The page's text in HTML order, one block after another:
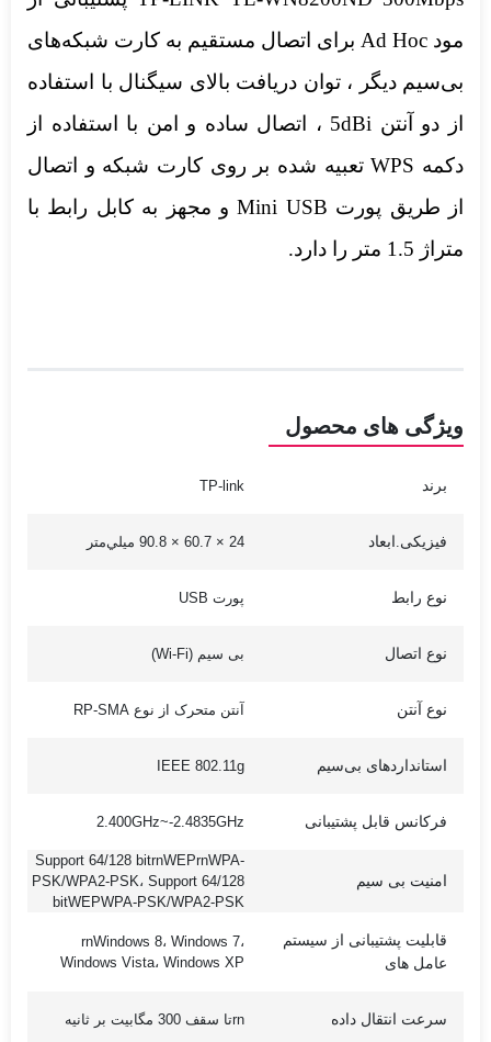
مود Ad Hoc برای اتصال مستقیم به کارت شبکه‌های
بی‌سیم دیگر ، توان دریافت بالای سیگنال با استفاده
از دو آنتن 5dBi ، اتصال ساده و امن با استفاده از
دکمه WPS تعبیه شده بر روی کارت شبکه و اتصال
از طریق پورت Mini USB و مجهز به کابل رابط با
متراژ 1.5 متر را دارد.
ویژگی های محصول
برند TP-link
فیزیکی.ابعاد 24 × 60.7 × 90.8 ميلي‌متر
نوع رابط پورت USB
نوع اتصال بی سیم (Wi-Fi)
نوع آنتن آنتن متحرک از نوع RP-SMA
استانداردهای بی‌سیم IEEE 802.11g
فرکانس قابل پشتیبانی 2.400GHz~-2.4835GHz
امنیت بی سیم
Support 64/128 bitrnWEPrnWPA-
PSK/WPA2-PSK، Support 64/128
bitWEPWPA-PSK/WPA2-PSK
قابلیت پشتیبانی از سیستم
عامل های
rnWindows 8، Windows 7،
Windows Vista، Windows XP
سرعت انتقال داده rnتا سقف 300 مگابیت بر ثانیه